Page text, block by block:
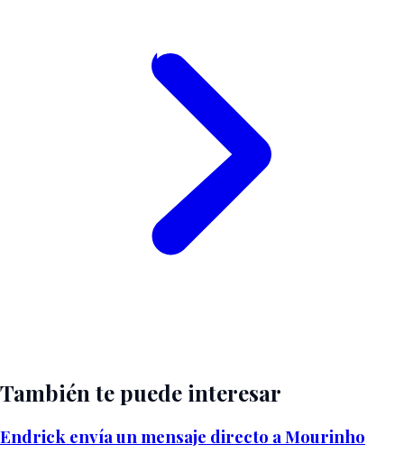
También te puede interesar
Endrick envía un mensaje directo a Mourinho